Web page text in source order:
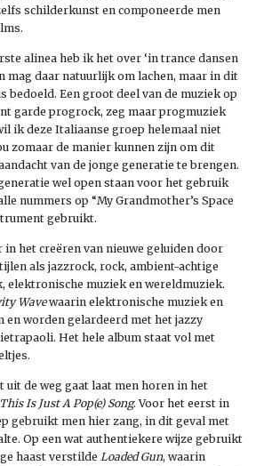
schilderkunst en componeerde men
alinea heb ik het over ‘in trance dansen
mag daar natuurlijk om lachen, maar in dit
bedoeld. Een groot deel van de muziek op
garde progrock, zeg maar progmuziek
ik deze Italiaanse groep helemaal niet
zomaar de manier kunnen zijn om dit
van de jonge generatie te brengen.
wel open staan voor het gebruik
nummers op “My Grandmother’s Space
gebruikt.
in het creëren van nieuwe geluiden door
als jazzrock, rock, ambient-achtige
elektronische muziek en wereldmuziek.
Wavewaarin elektronische muziek en
en worden gelardeerd met het jazzy
Het hele album staat vol met
uit de weg gaat laat men horen in het
Is Just A Pop(e) Song. Voor het eerst in
gebruikt men hier zang, in dit geval met
Op een wat authentiekere wijze gebruikt
haast verstilde Loaded Gun, waarin